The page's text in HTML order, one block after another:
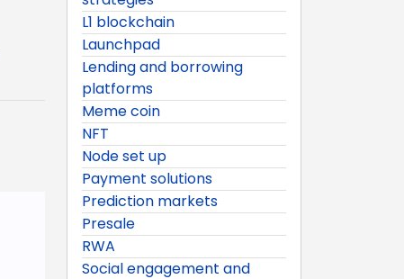
L1 blockchain
Launchpad
Lending and borrowing
platforms
Meme coin
NFT
Node set up
Payment solutions
Prediction markets
Presale
RWA
Social engagement and